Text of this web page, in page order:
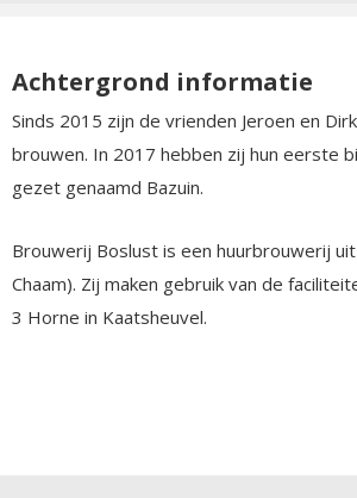
Achtergrond informatie
Sinds 2015 zijn de vrienden Jeroen en
brouwen. In 2017 hebben zij hun eerste
gezet genaamd Bazuin.
Brouwerij Boslust is een huurbrouwerij uit
Chaam). Zij maken gebruik van de
3 Horne in Kaatsheuvel.